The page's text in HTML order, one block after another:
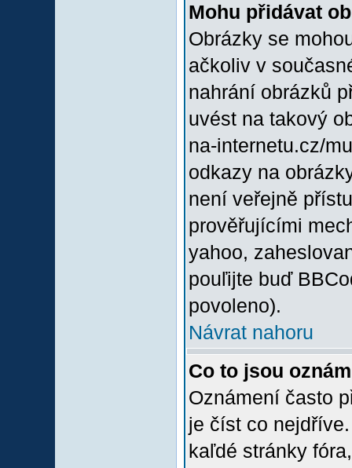
Mohu přidávat
Obrázky se
ačkoliv v
nahrání obrázků
uvést na takový
na-internetu.cz/
odkazy na
není veřejně
prověřujícími
yahoo,
pouľijte buď
povoleno).
Návrat nahoru
Co to jsou
Oznámení často
je číst co
kaľdé stránky